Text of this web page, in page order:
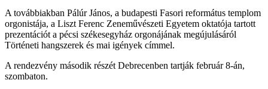
A továbbiakban Pálúr János, a budapesti Fasori református templom
orgonistája, a Liszt Ferenc Zeneművészeti Egyetem oktatója tartott
prezentációt a pécsi székesegyház orgonájának megújulásáról
Történeti hangszerek és mai igények címmel.
A rendezvény második részét Debrecenben tartják február 8-án,
szombaton.